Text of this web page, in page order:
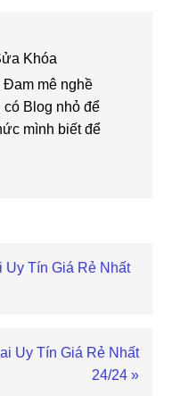
Khóa
Đam mê nghề
Blog nhỏ để
mình biết để
Tín Giá Rẻ Nhất
Uy Tín Giá Rẻ Nhất
24/24 »